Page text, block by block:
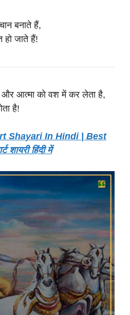
बनाते हैं,
हो जाते हैं!
और आत्मा को वश में कर लेता है,
है!
Shayari In Hindi | Best
शायरी हिंदी में